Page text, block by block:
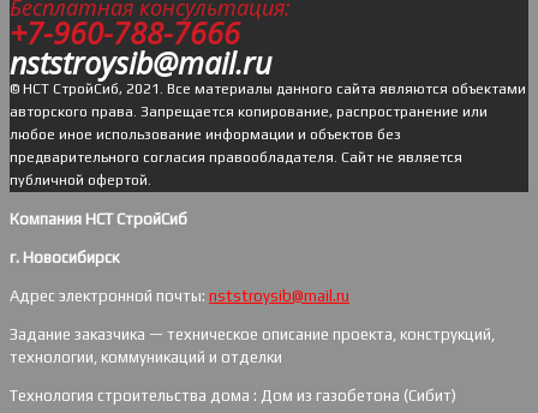
Бесплатная консультация:
+7-960-788-7666
nststroysib@mail.ru
© НСТ СтройСиб, 2021. Все материалы данного сайта являются объектами
авторского права. Запрещается копирование, распространение или
любое иное использование информации и объектов без
предварительного согласия правообладателя. Cайт не является
публичной офертой.
Компания НСТ СтройСиб
г. Новосибирск
Адрес электронной почты: nststroysib@mail.ru
Задание заказчика — техническое описание проекта, конструкций,
технологии, коммуникаций и отделки
Технология строительства дома : Дом из газобетона (Сибит)